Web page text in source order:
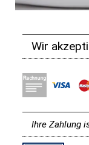
Wir
Ihre Zahlung